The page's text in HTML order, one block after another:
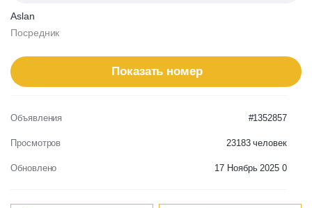
Aslan
Посредник
Показать номер
Oбъявления #1352857
Просмотров 23183человек
Обновлено 17 Ноябрь 2025 0